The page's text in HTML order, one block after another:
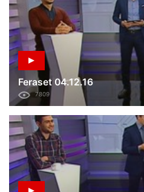
Feraset 04.12.16
7809